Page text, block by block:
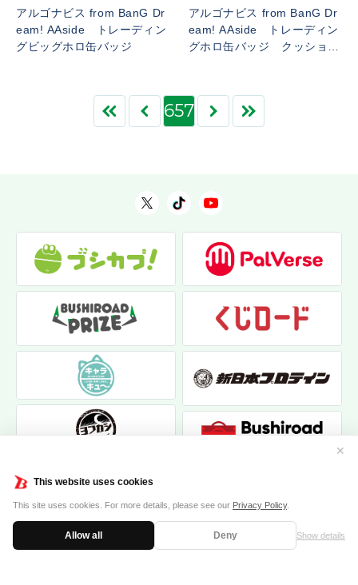
This website uses cookies
This site uses cookies. For more details, please see our Privacy Policy.
Allow all Deny Show details
✕
アルゴナビス from BanG Dr
eam! AAside トレーディン
グビッグホロ缶バッジ
アルゴナビス from BanG Dr
eam! AAside トレーディン
グホロ缶バッジ クッション
657